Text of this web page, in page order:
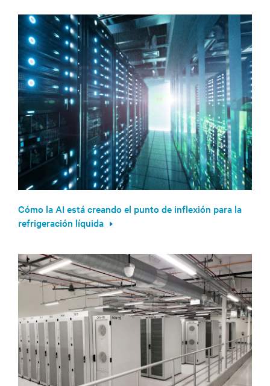
Cómo la AI está creando el punto de inflexión para la
refrigeración líquida